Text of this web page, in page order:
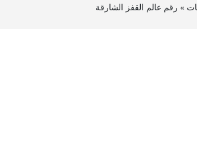
» رقم عالم القفز الشارقة